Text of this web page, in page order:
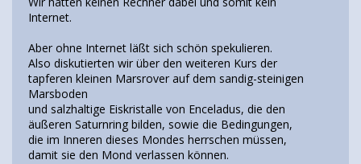
Internet.
Aber ohne Internet läßt sich schön spekulieren.
Also diskutierten wir über den weiteren Kurs der
tapferen kleinen Marsrover auf dem sandig-steinigen
Marsboden
und salzhaltige Eiskristalle von Enceladus, die den
äußeren Saturnring bilden, sowie die Bedingungen,
die im Inneren dieses Mondes herrschen müssen,
damit sie den Mond verlassen können.